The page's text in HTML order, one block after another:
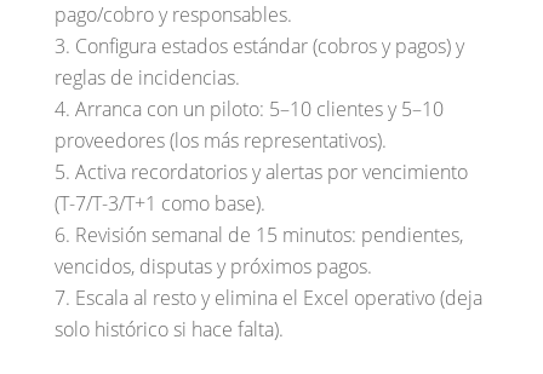
pago/cobro y responsables.
Configura estados estándar (cobros y pagos) y
reglas de incidencias.
Arranca con un piloto: 5–10 clientes y 5–10
proveedores (los más representativos).
Activa recordatorios y alertas por vencimiento
(T-7/T-3/T+1 como base).
Revisión semanal de 15 minutos: pendientes,
vencidos, disputas y próximos pagos.
Escala al resto y elimina el Excel operativo (deja
solo histórico si hace falta).